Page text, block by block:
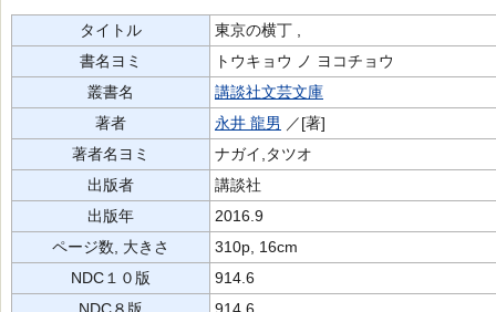
タイトル
東京の横丁 ,
書名ヨミ
トウキョウ ノ ヨコチョウ
叢書名
講談社文芸文庫
著者
永井 龍男 ／[著]
著者名ヨミ
ナガイ,タツオ
出版者
講談社
出版年
2016.9
ページ数, 大きさ
310p, 16cm
NDC１０版
914.6